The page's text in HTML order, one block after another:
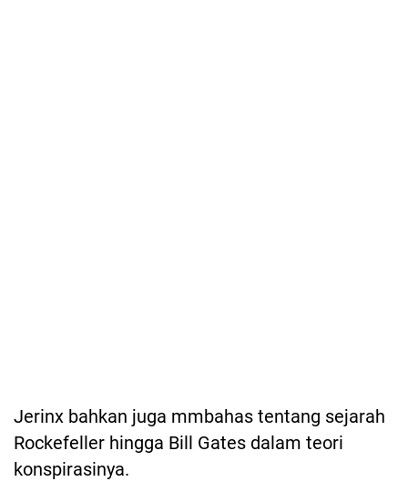
Jerinx bahkan juga mmbahas tentang sejarah
Rockefeller hingga Bill Gates dalam teori
konspirasinya.